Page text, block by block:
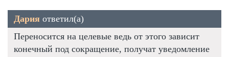
Дария ответил(а)
Переносится на целевые ведь от этого зависит
конечный под сокращение, получат уведомление